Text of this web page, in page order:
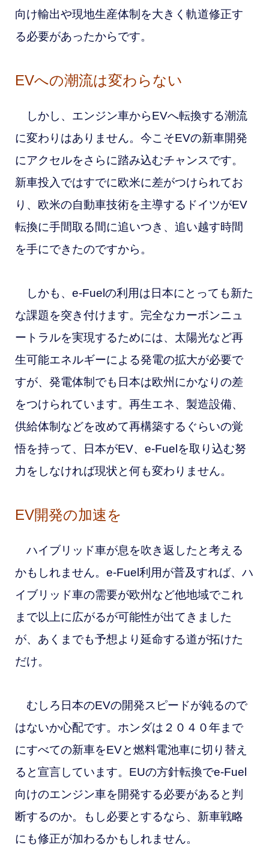
向け輸出や現地生産体制を大きく軌道修正す
る必要があったからです。
EVへの潮流は変わらない
しかし、エンジン車からEVへ転換する潮流
に変わりはありません。今こそEVの新車開発
にアクセルをさらに踏み込むチャンスです。
新車投入ではすでに欧米に差がつけられてお
り、欧米の自動車技術を主導するドイツがEV
転換に手間取る間に追いつき、追い越す時間
を手にできたのですから。
しかも、e-Fuelの利用は日本にとっても新た
な課題を突き付けます。完全なカーボンニュ
ートラルを実現するためには、太陽光など再
生可能エネルギーによる発電の拡大が必要で
すが、発電体制でも日本は欧州にかなりの差
をつけられています。再生エネ、製造設備、
供給体制などを改めて再構築するぐらいの覚
悟を持って、日本がEV、e-Fuelを取り込む努
力をしなければ現状と何も変わりません。
EV開発の加速を
ハイブリッド車が息を吹き返したと考える
かもしれません。e-Fuel利用が普及すれば、ハ
イブリッド車の需要が欧州など他地域でこれ
まで以上に広がるが可能性が出てきました
が、あくまでも予想より延命する道が拓けた
だけ。
むしろ日本のEVの開発スピードが鈍るので
はないか心配です。ホンダは２０４０年まで
にすべての新車をEVと燃料電池車に切り替え
ると宣言しています。EUの方針転換でe-Fuel
向けのエンジン車を開発する必要があると判
断するのか。もし必要とするなら、新車戦略
にも修正が加わるかもしれません。